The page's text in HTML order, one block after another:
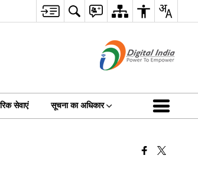
सेवाएं सूचना का अधिकार